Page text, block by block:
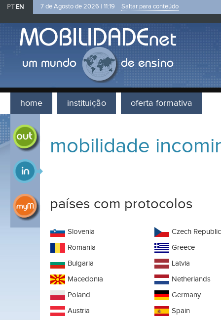
PTEN 7 de Agosto de 2026 | 11:19 Saltar para conteúdo
home instituição oferta formativa
mobilidade outgoing
mobilidade incoming
processo mobilidade
mobilidade
países com protocolos
Slovenia
Romania
Bulgaria
Macedonia
Poland
Austria
Czech Republic
Greece
Latvia
Netherlands
Germany
Spain